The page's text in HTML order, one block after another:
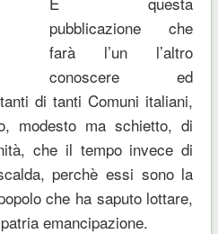
pubblicazione che
farà l’un l’altro
conoscere ed
di tanti Comuni italiani,
modesto ma schietto, di
che il tempo invece di
perchè essi sono la
che ha saputo lottare,
emancipazione.